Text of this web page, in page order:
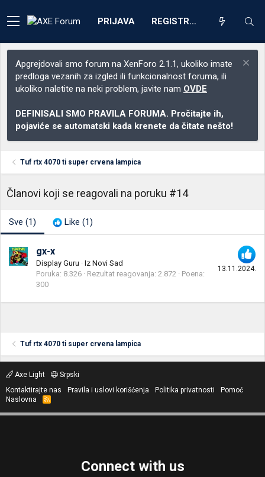
PRIJAVA REGISTRACIJA
Apgrejdovali smo forum na XenForo 2.1.1, ukoliko imate
predloga vezanih za izgled ili funkcionalnost foruma, ili
ukoliko naletite na neki problem, javite nam OVDE
DEFINISALI SMO PRAVILA FORUMA. Pročitajte ih,
pojaviće se automatski kada krenete da čitate nešto!
Tuf rtx 4070 ti super crvena lampica
Članovi koji se reagovali na poruku #14
Sve (1) Like (1)
13.11.2024.
gx-x
Display Guru · Iz Novi Sad
Poruka 8.326 Rezultat reagovanja 2.872
Poena
300
Tuf rtx 4070 ti super crvena lampica
Axe Light
Srpski
Kontaktirajte nas
Pravila i uslovi korišćenja Politika privatnosti
Pomoć
Naslovna
R
S
Connect with us